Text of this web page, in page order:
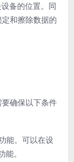
备的位置。同
和擦除数据的
确保以下条件
能。可以在设
。